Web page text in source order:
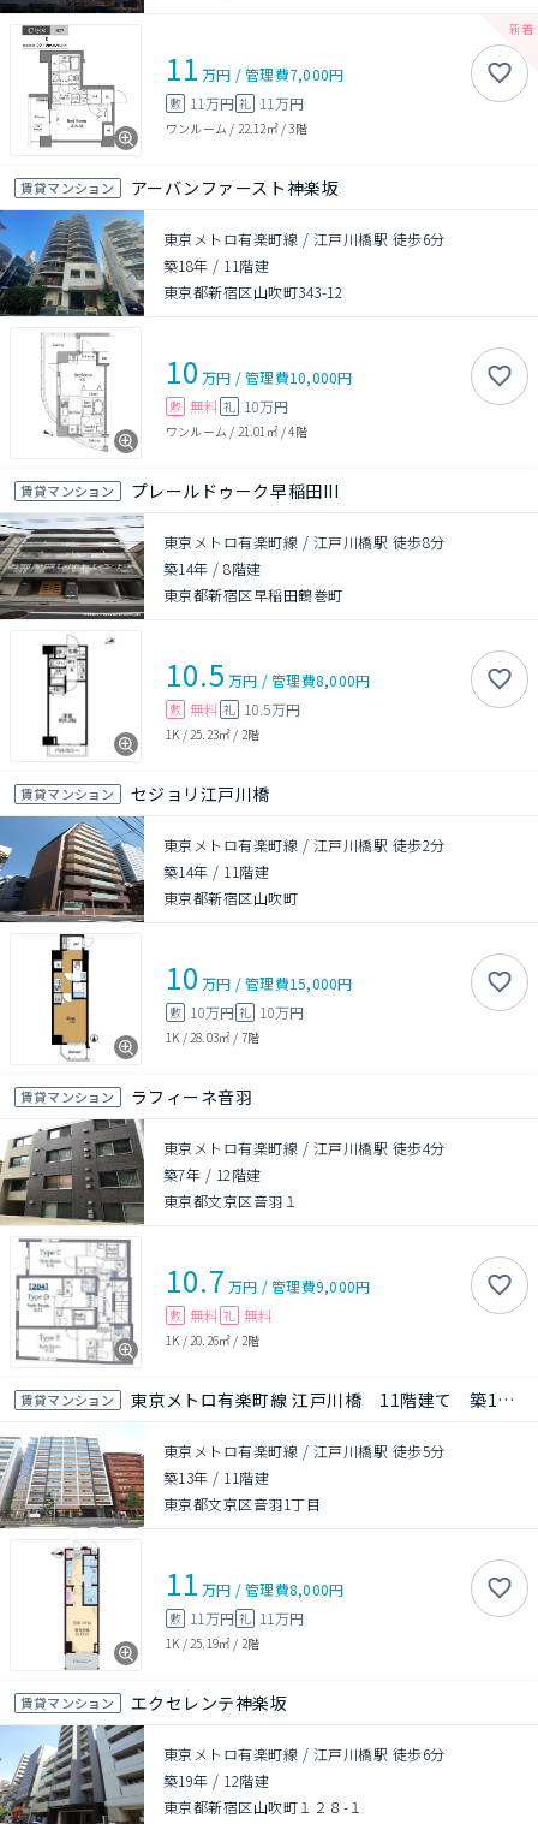
11 万円 /管理費7,000円
敷 11万円 礼 11万円
ワンルーム / 22.12㎡/3階
賃貸マンション アーバンファースト神楽坂
東京メトロ有楽町線 / 江戸川橋駅 徒歩6分
築18年 / 11階建
東京都新宿区山吹町343-12
10 万円 /管理費10,000円
敷 無料 礼 10万円
ワンルーム / 21.01㎡/4階
賃貸マンション プレールドゥーク早稲田III
東京メトロ有楽町線 / 江戸川橋駅 徒歩8分
築14年 /8階建
東京都新宿区早稲田鶴巻町
10.5 万円 /管理費8,000円
敷 無料 礼 10.5万円
1K / 25.23㎡ / 2階
賃貸マンション セジョリ江戸川橋
東京メトロ有楽町線 / 江戸川橋駅 徒歩2分
築14年 / 11階建
東京都新宿区山吹町
10 万円 /管理費15,000円
敷 10万円 礼 10万円
1K / 28.03㎡ / 7階
賃貸マンション ラフィーネ音羽
東京メトロ有楽町線 / 江戸川橋駅 徒歩4分
築7年 / 12階建
東京都文京区音羽１
10.7 万円 /管理費9,000円
敷 無料 礼 無料
1K / 20.26㎡ / 2階
賃貸マンション 東京メトロ有楽町線 江戸川橋 11階建て 築12年
東京メトロ有楽町線 / 江戸川橋駅 徒歩5分
築13年 / 11階建
東京都文京区音羽1丁目
11 万円 /管理費8,000円
敷 11万円 礼 11万円
1K / 25.19㎡ / 2階
賃貸マンション エクセレンテ神楽坂
東京メトロ有楽町線 / 江戸川橋駅 徒歩6分
築19年 / 12階建
東京都新宿区山吹町１２８-１